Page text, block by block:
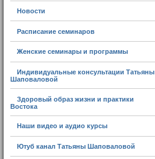
Новости
Расписание семинаров
Женские семинары и программы
Индивидуальные консультации Татьяны
Шаповаловой
Здоровый образ жизни и практики
Востока
Наши видео и аудио курсы
Ютуб канал Татьяны Шаповаловой